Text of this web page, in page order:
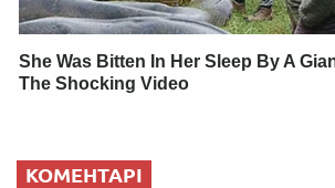
She Was Bitten In Her Sleep By A
The Shocking Video
КОМЕНТАРІ